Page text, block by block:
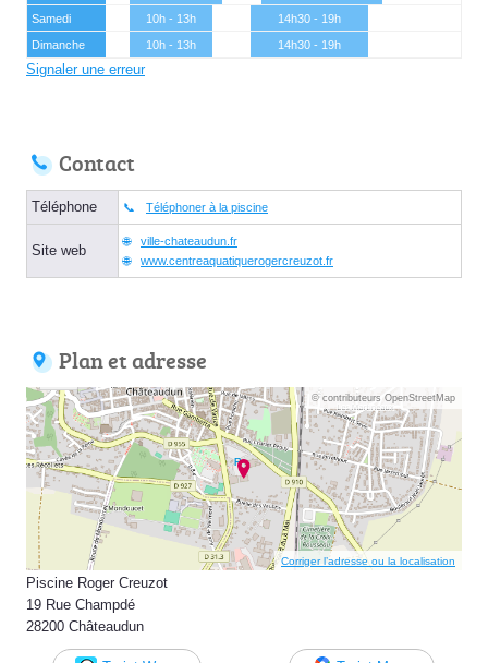
Samedi
10h - 13h
14h30 - 19h
Dimanche
10h - 13h 14h30 - 19h
Signaler une erreur
Contact
Téléphone Téléphoner à la piscine
Site web
ville-chateaudun.fr
www.centreaquatiquerogercreuzot.fr
Plan et adresse
© contributeurs OpenStreetMap
Corriger l’adresse ou la localisation
Piscine Roger Creuzot
19 Rue Champdé
28200 Châteaudun